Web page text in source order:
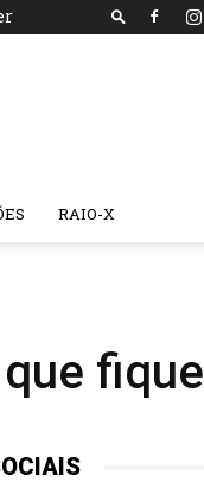
RAIO-X
fique